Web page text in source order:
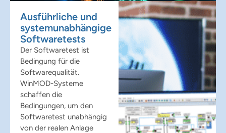
Ausführliche und
systemunabhängige
Softwaretests
Der Softwaretest ist
Bedingung für die
Softwarequalität.
WinMOD-Systeme
schaffen die
Bedingungen, um den
Softwaretest unabhängig
von der realen Anlage